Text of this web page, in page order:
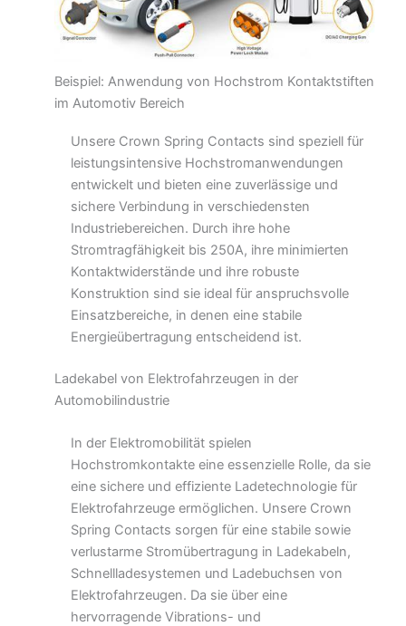
Beispiel: Anwendung von Hochstrom Kontaktstiften
im Automotiv Bereich
Unsere Crown Spring Contacts sind speziell für
leistungsintensive Hochstromanwendungen
entwickelt und bieten eine zuverlässige und
sichere Verbindung in verschiedensten
Industriebereichen. Durch ihre hohe
Stromtragfähigkeit bis 250A, ihre minimierten
Kontaktwiderstände und ihre robuste
Konstruktion sind sie ideal für anspruchsvolle
Einsatzbereiche, in denen eine stabile
Energieübertragung entscheidend ist.
Ladekabel von Elektrofahrzeugen in der
Automobilindustrie
In der Elektromobilität spielen
Hochstromkontakte eine essenzielle Rolle, da sie
eine sichere und effiziente Ladetechnologie für
Elektrofahrzeuge ermöglichen. Unsere Crown
Spring Contacts sorgen für eine stabile sowie
verlustarme Stromübertragung in Ladekabeln,
Schnellladesystemen und Ladebuchsen von
Elektrofahrzeugen. Da sie über eine
hervorragende Vibrations- und